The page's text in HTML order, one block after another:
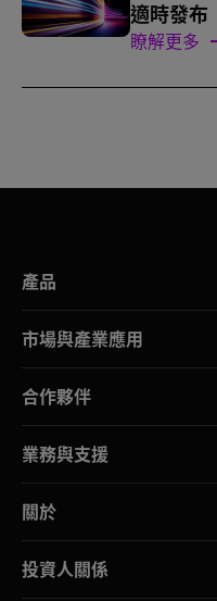
適時發布
瞭解更多
產品
市場與產業應用
合作夥伴
業務與支援
關於
投資人關係